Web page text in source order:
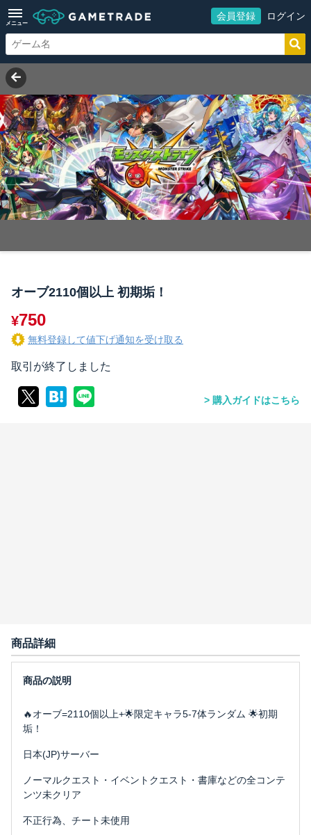
メニュー
会員登録 ログイン
オーブ2110個以上 初期垢！
¥750
無料登録して値下げ通知を受け取る
取引が終了しました
購入ガイドはこちら
商品詳細
🔥オーブ=2110個以上+🌟限定キャラ5-7体ランダム 🌟初期
垢！
日本(JP)サーバー
ノーマルクエスト・イベントクエスト・書庫などの全コンテ
ンツ未クリア
不正行為、チート未使用